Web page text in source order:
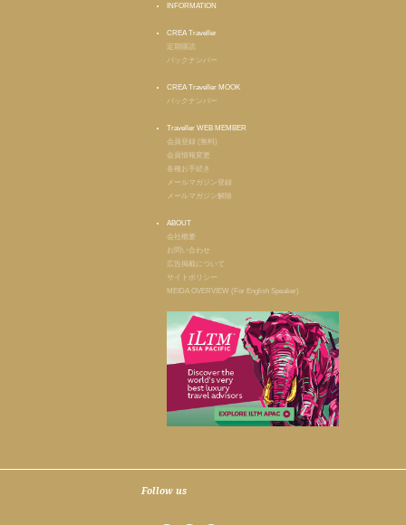
INFORMATION
CREA Traveller
定期購読
バックナンバー
CREA Traveller MOOK
バックナンバー
Traveller WEB MEMBER
会員登録 (無料)
会員情報変更
各種お手続き
メールマガジン登録
メールマガジン解除
ABOUT
会社概要
お問い合わせ
広告掲載について
サイトポリシー
MEIDA OVERVIEW (For English Speaker)
Follow us